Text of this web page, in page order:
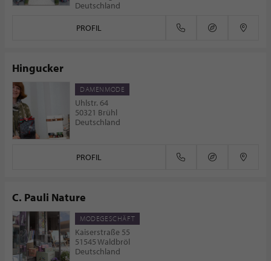
Deutschland
PROFIL
Hingucker
DAMENMODE
Uhlstr. 64
50321 Brühl
Deutschland
PROFIL
C. Pauli Nature
MODEGESCHÄFT
Kaiserstraße 55
51545 Waldbröl
Deutschland